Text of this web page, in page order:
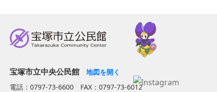
宝塚市立中央公民館
地図を開く
電話：0797-73-6600 FAX：0797-73-6012